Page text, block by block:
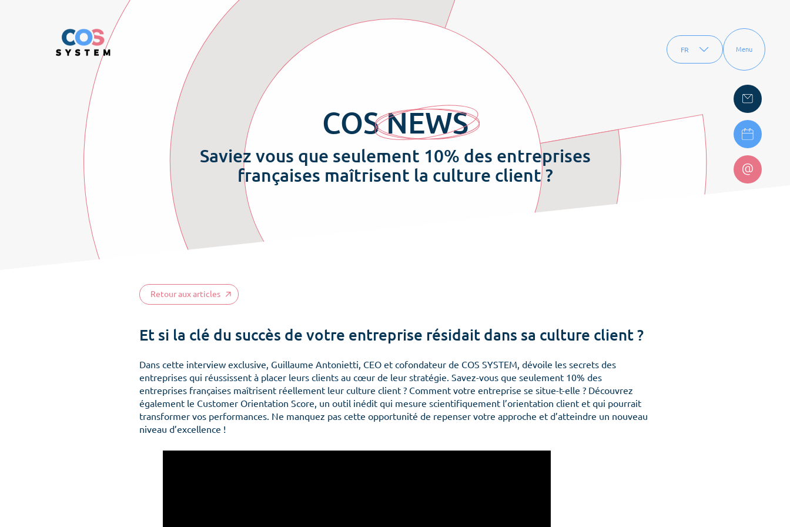
FR Menu
COSNEWS
Saviez vous que seulement 10% des entreprises
françaises maîtrisent la culture client ?
Retour aux articles
Et si la clé du succès de votre entreprise résidait dans sa culture client ?
Dans cette interview exclusive, Guillaume Antonietti, CEO et cofondateur de COS SYSTEM, dévoile les secrets des
entreprises qui réussissent à placer leurs clients au cœur de leur stratégie. Savez-vous que seulement 10% des
entreprises françaises maîtrisent réellement leur culture client ? Comment votre entreprise se situe-t-elle ? Découvrez
également le Customer Orientation Score, un outil inédit qui mesure scientifiquement l’orientation client et qui pourrait
transformer vos performances. Ne manquez pas cette opportunité de repenser votre approche et d’atteindre un nouveau
niveau d’excellence !